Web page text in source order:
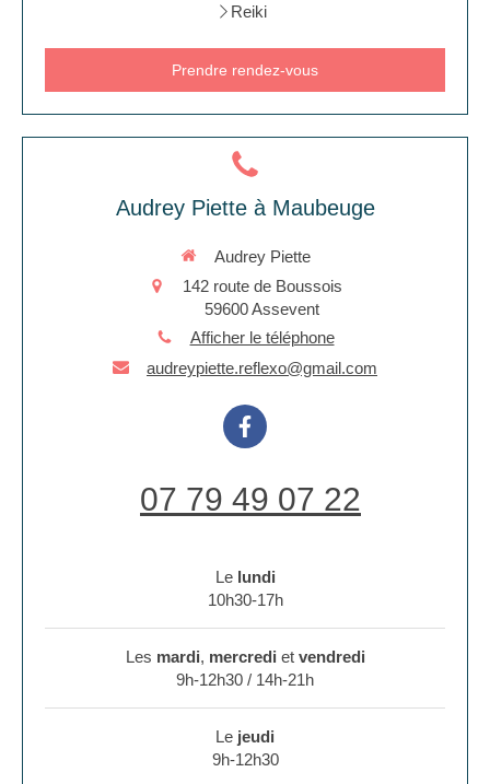
Reiki
Prendre rendez-vous
Audrey Piette à Maubeuge
Audrey Piette
142 route de Boussois
59600Assevent
Afficher le téléphone
audreypiette.reflexo@gmail.com
07 79 49 07 22
Le lundi
10h30-17h
Les mardi, mercredi et vendredi
9h-12h30 / 14h-21h
Le jeudi
9h-12h30